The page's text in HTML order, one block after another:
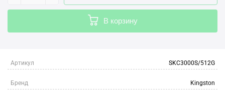
В корзину
Артикул SKC3000S/512G
Бренд Kingston